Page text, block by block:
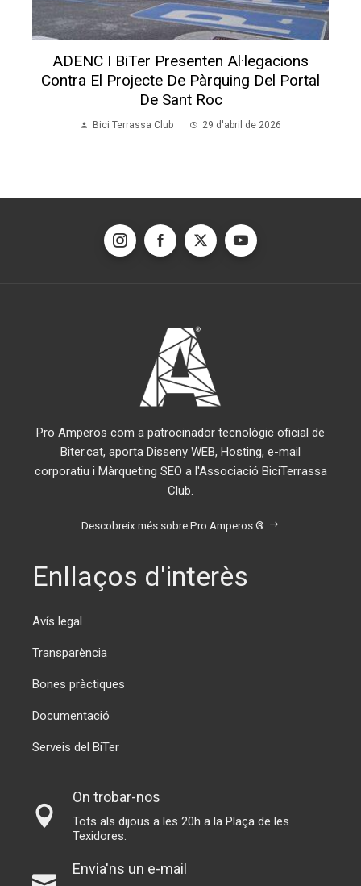
ADENC I BiTer Presenten Al·legacions
Contra El Projecte De Pàrquing Del Portal
De Sant Roc
Bici Terrassa Club 29 d'abril de 2026
Pro Amperos com a patrocinador tecnològic oficial de
Biter.cat, aporta Disseny WEB, Hosting, e-mail
corporatiu i Màrqueting SEO a l'Associació BiciTerrassa
Club.
Descobreix més sobre Pro Amperos ®
Enllaços d'interès
Avís legal
Transparència
Bones pràctiques
Documentació
Serveis del BiTer
On trobar-nos
Tots als dijous a les 20h a la Plaça de les
Texidores.
Envia'ns un e-mail